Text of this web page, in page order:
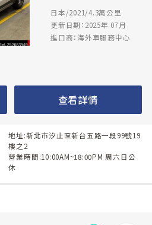
日本/2021/4.3萬公里
更新日期：2025年 07月
進口商：海外車服務中心
查看詳情
地址:新北市汐止區新台五路一段99號19
樓之2
營業時間:10:00AM~18:00PM 周六日公
休